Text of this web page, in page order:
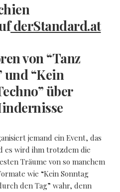
derStandard.at
von “Tanz
und “Kein
über
jemand ein Event, das
es wird ihm trotzdem die
Träume von so manchem
wie “Kein Sonntag
den Tag” wahr, denn